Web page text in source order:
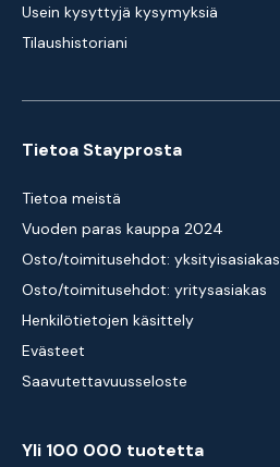
Usein kysyttyjä kysymyksiä
Tilaushistoriani
Tietoa Stayprosta
Tietoa meistä
Vuoden paras kauppa 2024
Osto/toimitusehdot: yksityisasiakas
Osto/toimitusehdot: yritysasiakas
Henkilötietojen käsittely
Evästeet
Saavutettavuusseloste
Yli 100 000 tuotetta